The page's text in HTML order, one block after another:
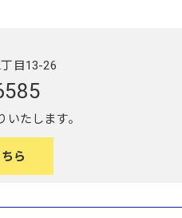
目13-26
たします。
ら